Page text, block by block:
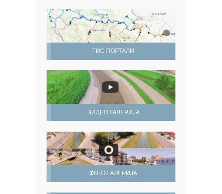
ГИС ПОРТАЛИ
ВИДЕО ГАЛЕРИЈА
ФОТО ГАЛЕРИЈА